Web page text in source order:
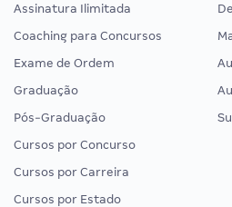
Assinatura Ilimitada
Coaching para Concursos
Exame de Ordem
Graduação
Pós-Graduação
Cursos por Concurso
Cursos por Carreira
Cursos por Estado